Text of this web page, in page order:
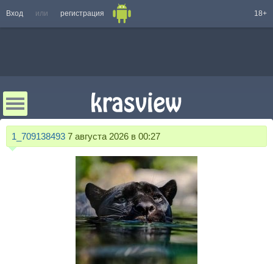
Вход или регистрация 18+
1_709138493 7 августа 2026 в 00:27